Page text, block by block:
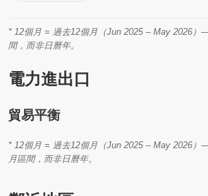
* 12個月 = 過去12個月（Jun 2025 – May 2026
間，而非日曆年。
電力進出口
貿易平衡
* 12個月 = 過去12個月（Jun 2025 – May 2026
月區間，而非日曆年。